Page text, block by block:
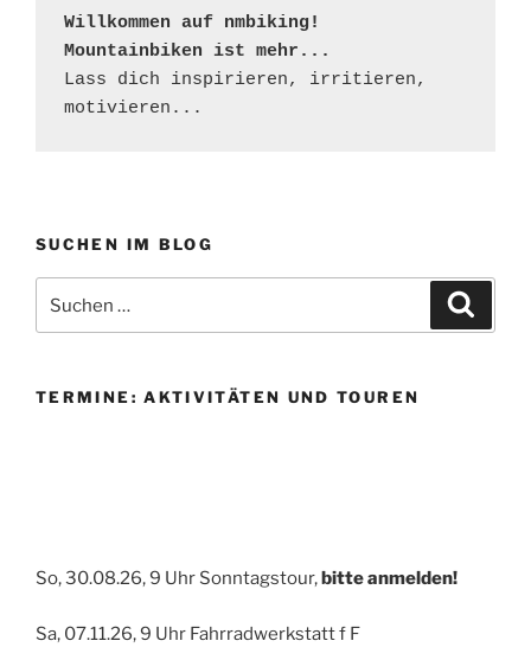
Willkommen auf nmbiking!
Mountainbiken ist mehr...
Lass dich inspirieren, irritieren,
motivieren...
SUCHEN IM BLOG
nach:
TERMINE: AKTIVITÄTEN UND TOUREN
So, 30.08.26, 9 Uhr Sonntagstour,bitte anmelden!
Sa, 07.11.26, 9 Uhr Fahrradwerkstatt f F